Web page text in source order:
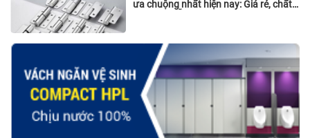
ưa chuộng nhất hiện nay: Giá rẻ, chất